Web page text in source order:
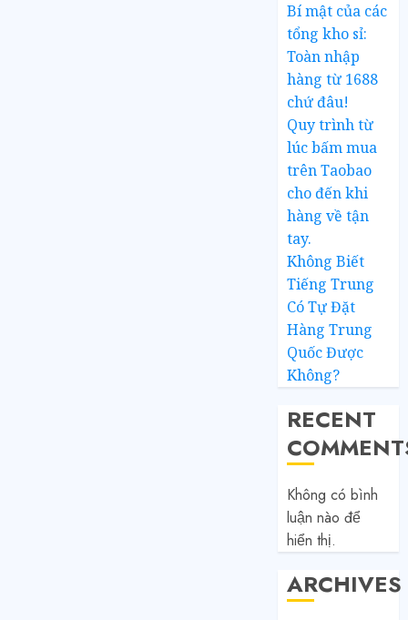
Bí mật của các
tổng kho sỉ:
Toàn nhập
hàng từ 1688
chứ đâu!
Quy trình từ
lúc bấm mua
trên Taobao
cho đến khi
hàng về tận
tay.
Không Biết
Tiếng Trung
Có Tự Đặt
Hàng Trung
Quốc Được
Không?
RECENT
Không có bình
luận nào để
hiển thị.
ARCHIVES